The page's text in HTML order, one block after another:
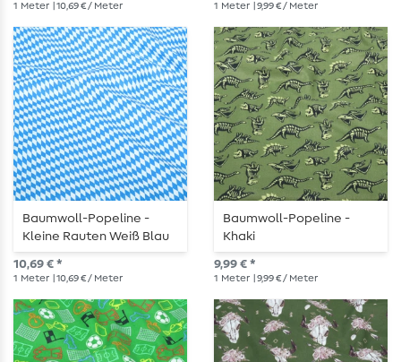
1 Meter | 10,69 € / Meter 1 Meter | 9,99 € / Meter
Baumwoll-Popeline -
Kleine Rauten Weiß Blau
10,69 € *
1 Meter | 10,69 € / Meter
Baumwoll-Popeline -
Khaki
9,99 € *
1 Meter | 9,99 € / Meter